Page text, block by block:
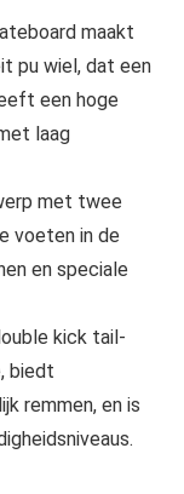
maakt
pu wiel, dat een
een hoge
laag
met twee
voeten in de
en speciale
kick tail-
biedt
remmen, en is